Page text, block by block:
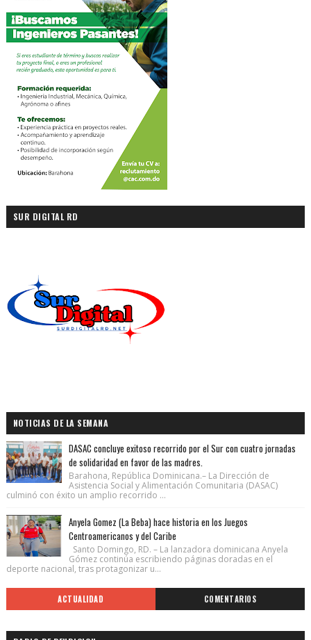
SUR DIGITAL RD
NOTICIAS DE LA SEMANA
DASAC concluye exitoso recorrido por el Sur con cuatro jornadas
de solidaridad en favor de las madres.
Barahona, República Dominicana.– La Dirección de
Asistencia Social y Alimentación Comunitaria (DASAC)
culminó con éxito un amplio recorrido ...
Anyela Gomez (La Beba) hace historia en los Juegos
Centroamericanos y del Caribe
Santo Domingo, RD. – La lanzadora dominicana Anyela
Gómez continúa escribiendo páginas doradas en el
deporte nacional, tras protagonizar u...
ACTUALIDAD COMENTARIOS